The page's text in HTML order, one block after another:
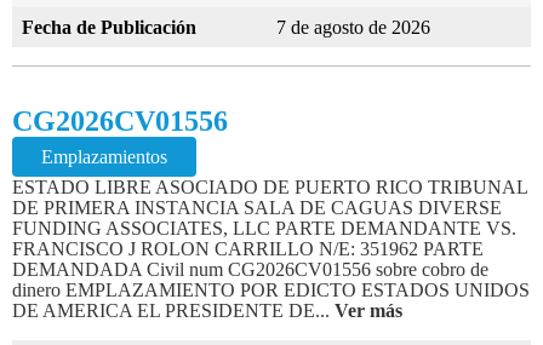
Fecha de Publicación
7 de agosto de 2026
CG2026CV01556
Emplazamientos
ESTADO LIBRE ASOCIADO DE PUERTO RICO TRIBUNAL
DE PRIMERA INSTANCIA SALA DE CAGUAS DIVERSE
FUNDING ASSOCIATES, LLC PARTE DEMANDANTE VS.
FRANCISCO J ROLON CARRILLO N/E: 351962 PARTE
DEMANDADA Civil num CG2026CV01556 sobre cobro de
dinero EMPLAZAMIENTO POR EDICTO ESTADOS UNIDOS
DE AMERICA EL PRESIDENTE DE... Ver más